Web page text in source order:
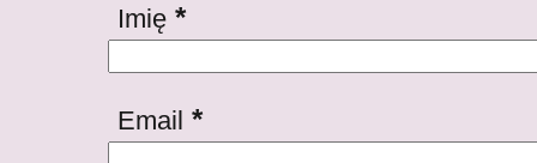
Imię *
Email *